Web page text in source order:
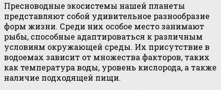
Пресноводные экосистемы нашей планеты
представляют собой удивительное разнообразие
форм жизни. Среди них особое место занимают
рыбы, способные адаптироваться к различным
условиям окружающей среды. Их присутствие в
водоемах зависит от множества факторов, таких
как температура воды, уровень кислорода, а также
наличие подходящей пищи.